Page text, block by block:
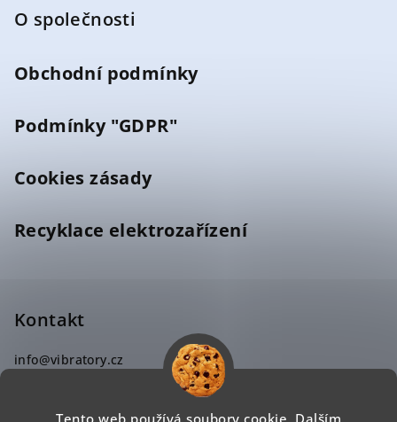
Tento web používá soubory cookie. Dalším
O společnosti
Obchodní podmínky
Podmínky "GDPR"
Cookies zásady
Recyklace elektrozařízení
Kontakt
info@vibratory.cz